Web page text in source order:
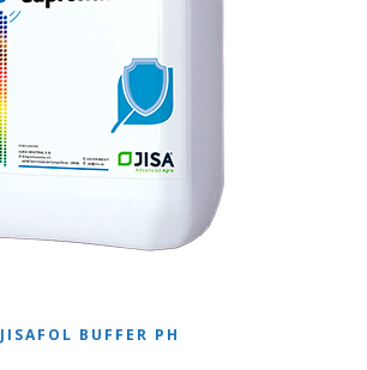
JISAFOL BUFFER PH